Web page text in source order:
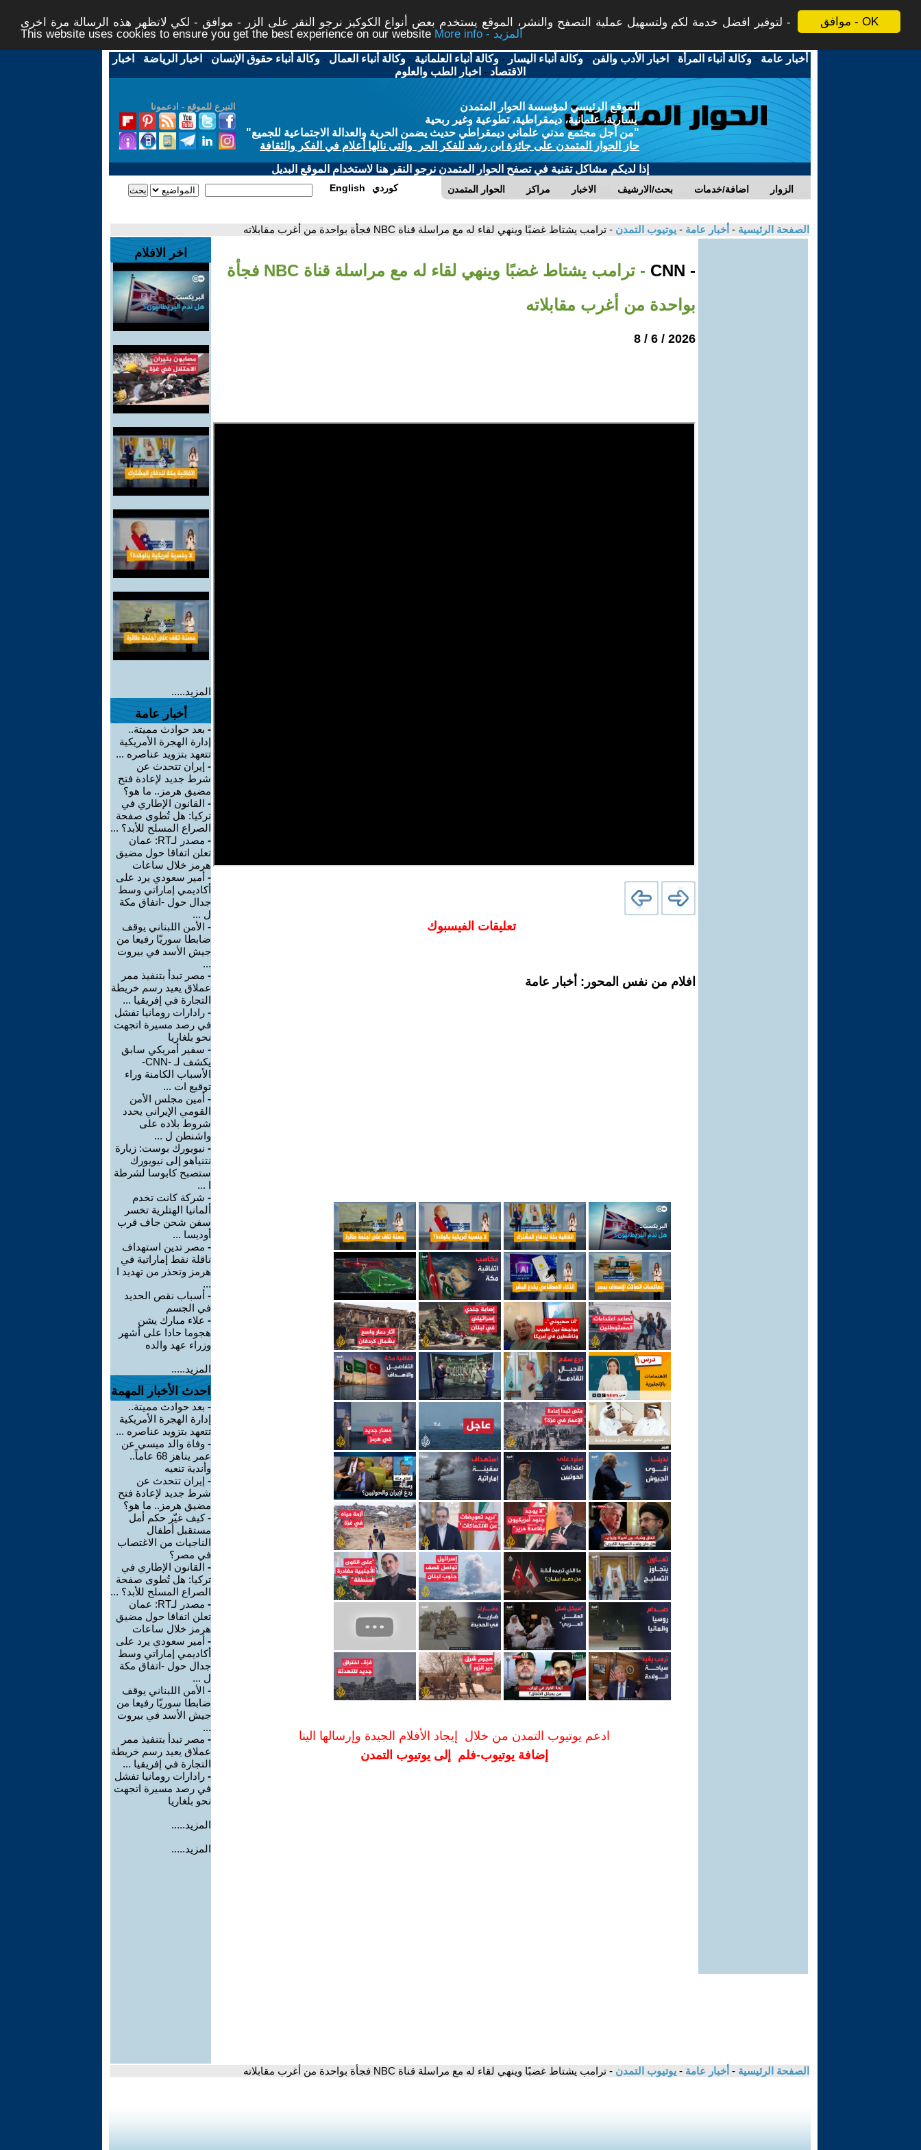
موافق - OK
لتوفير افضل خدمة لكم ولتسهيل عملية التصفح والنشر، الموقع يستخدم بعض أنواع الكوكيز نرجو النقر على الزر - موافق - لكي لاتظهر هذه الرسالة مرة اخرى -
This website uses cookies to ensure you get the best experience on our website
More info - المزيد
أخبار عامة -وكالة أنباء المرأة - اخبار الأدب والفن -وكالة أنباء اليسار -وكالة أنباء العلمانية -وكالة أنباء العمال -وكالة أنباء حقوق الإنسان - اخبار الرياضة - اخبار
الاقتصاد - اخبار الطب والعلوم
التبرع للموقع - ادعمونا
الموقع الرئيسي لمؤسسة الحوار المتمدن
يسارية، علمانية، ديمقراطية، تطوعية وغير ربحية
"من أجل مجتمع مدني علماني ديمقراطي حديث يضمن الحرية والعدالة الاجتماعية للجميع"
حاز الحوار المتمدن على جائزة ابن رشد للفكر الحر والتى نالها أعلام في الفكر والثقافة
إذا لديكم مشاكل تقنية في تصفح الحوار المتمدن نرجو النقر هنا لاستخدام الموقع البديل
الحوار المتمدن مراكز الاخبار بحث/الارشيف اضافة/خدمات الزوار English كوردي
الصفحة الرئيسية - أخبار عامة - يوتيوب التمدن - ترامب يشتاط غضبًا وينهي لقاء له مع مراسلة قناة NBC فجأة بواحدة من أغرب مقابلاته
- CNN
- ترامب يشتاط غضبًا وينهي لقاء له مع مراسلة قناة NBC فجأة
بواحدة من أغرب مقابلاته
2026 / 6 / 8
تعليقات الفيسبوك
افلام من نفس المحور: أخبار عامة
ادعم يوتيوب التمدن من خلال إيجاد الأفلام الجيدة وإرسالها الينا
إضافة يوتيوب-فلم إلى يوتيوب التمدن
اخر الافلام
المزيد.....
أخبار عامة
- بعد حوادث مميتة..
إدارة الهجرة الأمريكية
تتعهد بتزويد عناصره ...
- إيران تتحدث عن
شرط جديد لإعادة فتح
مضيق هرمز.. ما هو؟
- القانون الإطاري في
تركيا: هل تُطوى صفحة
الصراع المسلح للأبد؟ ...
-
مصدر لـRT: عمان
تعلن اتفاقا حول مضيق
هرمز خلال ساعات
- أمير سعودي يرد على
أكاديمي إماراتي وسط
جدال حول -اتفاق مكة
ل ...
- الأمن اللبناني يوقف
ضابطا سوريّا رفيعا من
جيش الأسد في بيروت
...
- مصر تبدأ بتنفيذ ممر
عملاق يعيد رسم خريطة
التجارة في إفريقيا ...
- رادارات رومانيا تفشل
في رصد مسيرة اتجهت
نحو بلغاريا
- سفير أمريكي سابق
يكشف لـ -CNN-
الأسباب الكامنة وراء
توقيع ات ...
- أمين مجلس الأمن
القومي الإيراني يحدد
شروط بلاده على
واشنطن ل ...
- نيويورك بوست: زيارة
نتنياهو إلى نيويورك
ستصبح كابوسا لشرطة
ا ...
- شركة كانت تخدم
ألمانيا الهتلرية تخسر
سفن شحن جاف قرب
أوديسا ...
- مصر تدين استهداف
ناقلة نفط إماراتية في
هرمز وتحذر من تهديد ا
...
- أسباب نقص الحديد
في الجسم
- علاء مبارك يشن
هجوما حادا على أشهر
وزراء عهد والده
المزيد.....
احدث الأخبار المهمة
- بعد حوادث مميتة..
إدارة الهجرة الأمريكية
تتعهد بتزويد عناصره ...
- وفاة والد ميسي عن
عمر يناهز 68 عاماً..
وأندية تنعيه
- إيران تتحدث عن
شرط جديد لإعادة فتح
مضيق هرمز.. ما هو؟
-كيف غيّر حكم أمل
مستقبل أطفال
الناجيات من الاغتصاب
في مصر؟
- القانون الإطاري في
تركيا: هل تُطوى صفحة
الصراع المسلح للأبد؟ ...
-
مصدر لـRT: عمان
تعلن اتفاقا حول مضيق
هرمز خلال ساعات
- أمير سعودي يرد على
أكاديمي إماراتي وسط
جدال حول -اتفاق مكة
ل ...
- الأمن اللبناني يوقف
ضابطا سوريّا رفيعا من
جيش الأسد في بيروت
...
- مصر تبدأ بتنفيذ ممر
عملاق يعيد رسم خريطة
التجارة في إفريقيا ...
- رادارات رومانيا تفشل
في رصد مسيرة اتجهت
نحو بلغاريا
المزيد.....
المزيد.....
الصفحة الرئيسية - أخبار عامة - يوتيوب التمدن - ترامب يشتاط غضبًا وينهي لقاء له مع مراسلة قناة NBC فجأة بواحدة من أغرب مقابلاته